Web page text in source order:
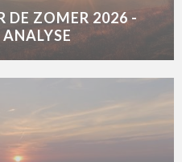
DE ZOMER 2026 -